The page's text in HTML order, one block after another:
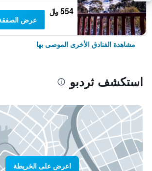
554 ﷼
عرض
مشاهدة الفنادق الأخرى الموصى بها
استكشف ثردبو
اعرض على الخريطة